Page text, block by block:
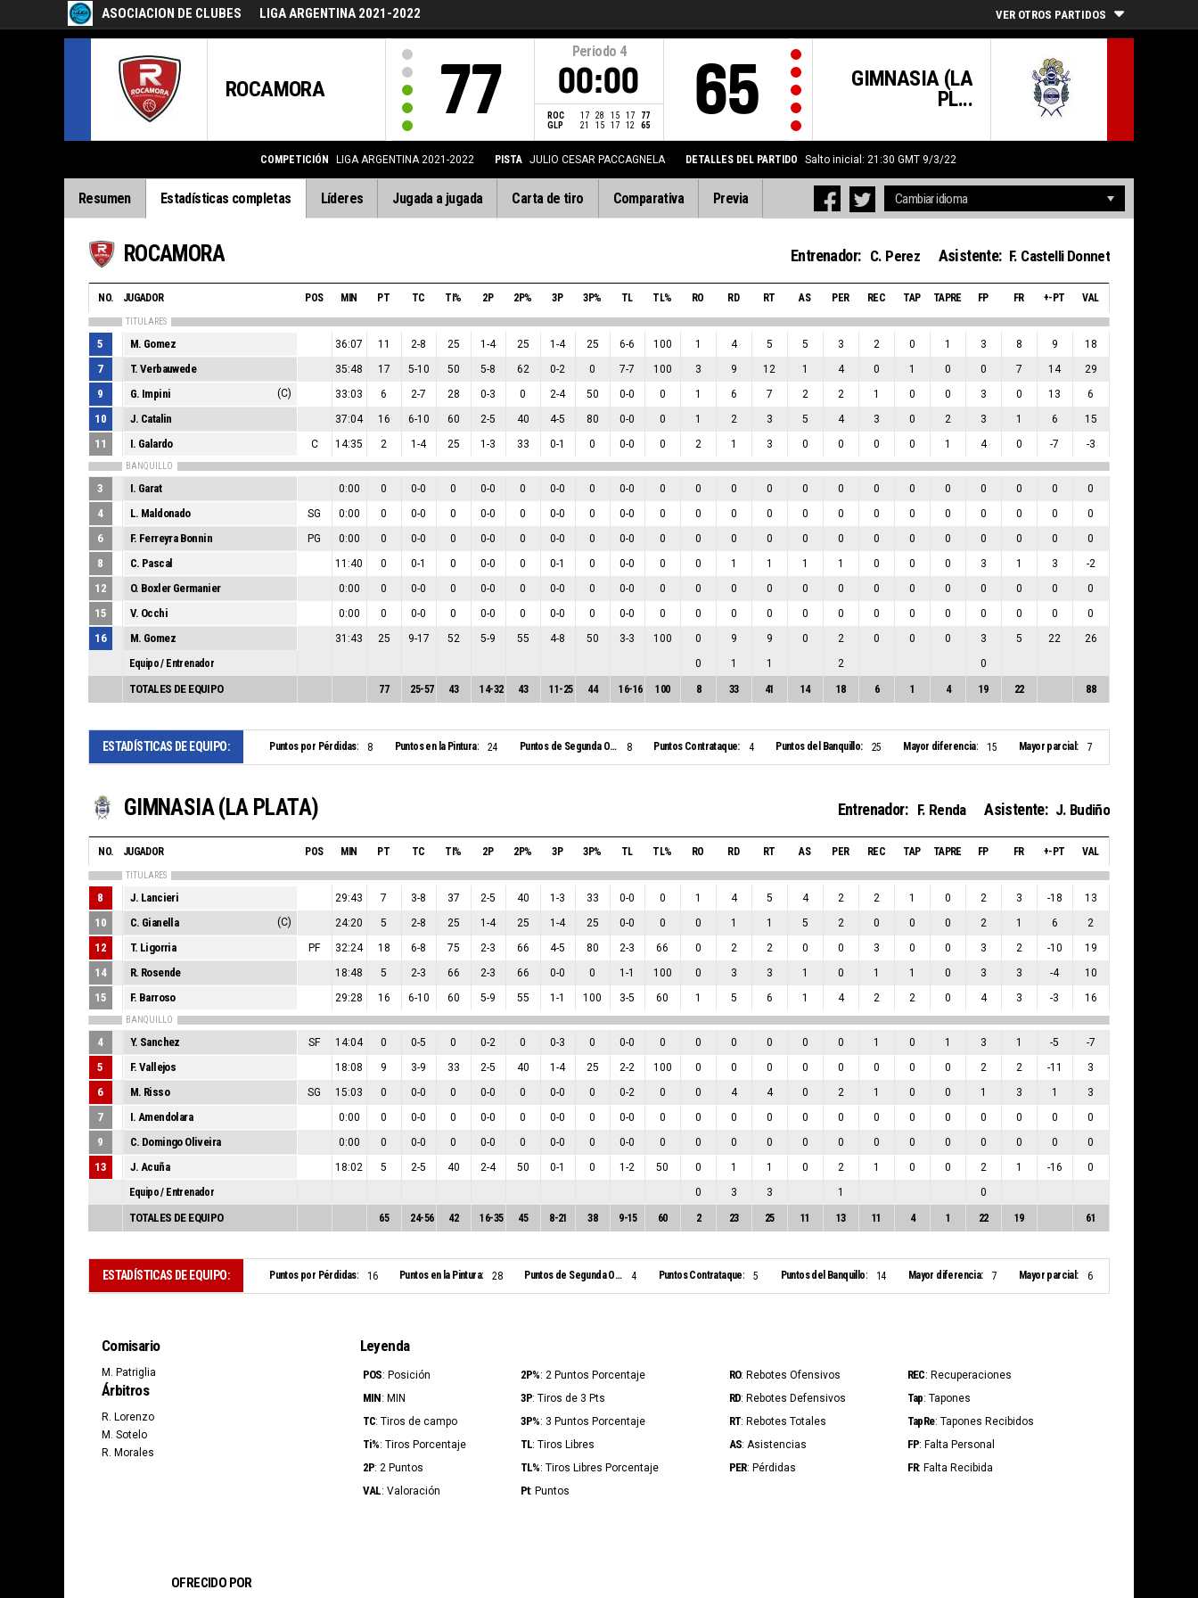
ASOCIACION DE CLUBES LIGA ARGENTINA 2021-2022 VER OTROS PARTIDOS
ROCAMORA 77
Periodo 4
00:00
ROC 17 28 15 17
77
GLP
21 15 17 12 65
GIMNASIA (LA
PL...
65
COMPETICIÓN LIGA ARGENTINA 2021-2022 PISTA JULIO CESAR PACCAGNELA DETALLES DEL PARTIDO Salto inicial: 21:30 GMT 9/3/22
Resumen Estadísticas completas Líderes Jugada a jugada Carta de tiro Comparativa Previa
ROCAMORA Entrenador: C. Perez Asistente: F. Castelli Donnet
NO. JUGADOR POS MIN PT TC TI% 2P 2P% 3P 3P% TL TL% RO RD RT AS PER REC TAP TAPRE FP FR +-PT VAL
TITULARES
5 M. Gomez 36:07 11 2-8 25 1-4 25 1-4 25 6-6 100 1 4 5 5 3 2 0 1 3 8 9 18
7 T. Verbauwede 35:48 17 5-10 50 5-8 62 0-2 0 7-7 100 3 9 12 1 4 0 1 0 0 7 14 29
9 G. Impini (C) 33:03 6 2-7 28 0-3 0 2-4 50 0-0 0 1 6 7 2 2 1 0 0 3 0 13 6
10 J. Catalin 37:04 16 6-10 60 2-5 40 4-5 80 0-0 0 1 2 3 5 4 3 0 2 3 1 6 15
11 I. Galardo C 14:35 2 1-4 25 1-3 33 0-1 0 0-0 0 2 1 3 0 0 0 0 1 4 0 -7 -3
BANQUILLO
3 I. Garat 0:00 0 0-0 0 0-0 0 0-0 0 0-0 0 0 0 0 0 0 0 0 0 0 0 0 0
4 L. Maldonado SG 0:00 0 0-0 0 0-0 0 0-0 0 0-0 0 0 0 0 0 0 0 0 0 0 0 0 0
6 F. Ferreyra Bonnin PG 0:00 0 0-0 0 0-0 0 0-0 0 0-0 0 0 0 0 0 0 0 0 0 0 0 0 0
8 C. Pascal 11:40 0 0-1 0 0-0 0 0-1 0 0-0 0 0 1 1 1 1 0 0 0 3 1 3 -2
12 O. Boxler Germanier 0:00 0 0-0 0 0-0 0 0-0 0 0-0 0 0 0 0 0 0 0 0 0 0 0 0 0
15 V. Occhi 0:00 0 0-0 0 0-0 0 0-0 0 0-0 0 0 0 0 0 0 0 0 0 0 0 0 0
16 M. Gomez 31:43 25 9-17 52 5-9 55 4-8 50 3-3 100 0 9 9 0 2 0 0 0 3 5 22
26
Equipo / Entrenador
0 1 1 2 0
TOTALES DE EQUIPO 77 25-57 43 14-32 43 11 -25 44 16-16 100 8 33 41 14 18 6 1 4 19 22 88
ESTADÍSTICAS DE EQUIPO: Puntos por Pérdidas: 8 Puntos en la Pintura: 24 Puntos de Segunda Oportunidad: 8 Puntos Contrataque: 4 Puntos del Banquillo: 25 Mayor diferencia: 15 Mayor parcial: 7
GIMNASIA (LA PLATA) Entrenador: F. Renda Asistente: J. Budiño
NO. JUGADOR POS MIN PT TC TI% 2P 2P% 3P 3P% TL TL% RO RD RT AS PER REC TAP TAPRE FP FR +-PT VAL
TITULARES
8 J. Lancieri 29:43 7 3-8 37 2-5 40 1-3 33 0-0 0 1 4 5 4 2 2 1 0 2 3 -18 13
10 C. Gianella (C) 24:20 5 2-8 25 1-4 25 1-4 25 0-0 0 0 1 1 5 2 0 0 0 2 1 6 2
12 T. Ligorria PF 32:24 18 6-8 75 2-3 66 4-5 80 2-3 66 0 2 2 0 0 3 0 0 3 2 -10 19
14 R. Rosende 18:48 5 2-3 66 2-3 66 0-0 0 1-1 100 0 3 3 1 0 1 1 0 3 3 -4 10
15 F. Barroso 29:28 16 6-10 60 5-9 55 1-1 100 3-5 60 1 5 6 1 4 2 2 0 4 3 -3 16
BANQUILLO
4 Y. Sanchez SF 14:04 0 0-5 0 0-2 0 0-3 0 0-0 0 0 0 0 0 0 1 0 1 3 1 -5 -7
5 F. Vallejos 18:08 9 3-9 33 2-5 40 1-4 25 2-2 100 0 0 0 0 0 0 0 0 2 2 -11 3
6 M. Risso SG 15:03 0 0-0 0 0-0 0 0-0 0 0-2 0 0 4 4 0 2 1 0 0 1 3 1 3
7 I. Amendolara 0:00 0 0-0 0 0-0 0 0-0 0 0-0 0 0 0 0 0 0 0 0 0 0 0 0 0
9 C. Domingo Oliveira 0:00 0 0-0 0 0-0 0 0-0 0 0-0 0 0 0 0 0 0 0 0 0 0 0 0 0
13 J. Acuña 18:02 5 2-5 40 2-4 50 0-1 0 1-2 50 0 1 1 0 2 1 0 0 2 1 -16
0
Equipo / Entrenador
0 3 3 1 0
TOTALES DE EQUIPO 65 24-56 42 16-35 45 8-21 38 9-15 60 2 23 25 11 13 11 4 1 22 19 61
ESTADÍSTICAS DE EQUIPO: Puntos por Pérdidas: 16 Puntos en la Pintura: 28 Puntos de Segunda Oportunidad: 4 Puntos Contrataque: 5 Puntos del Banquillo: 14 Mayor diferencia: 7 Mayor parcial: 6
Comisario
M. Patriglia
Árbitros
R. Lorenzo
M. Sotelo
R. Morales
Leyenda
POS: Posición 2P%: 2 Puntos Porcentaje RO: Rebotes Ofensivos REC: Recuperaciones
MIN: MIN 3P: Tiros de 3 Pts RD: Rebotes Defensivos Tap: Tapones
TC: Tiros de campo 3P%: 3 Puntos Porcentaje RT: Rebotes Totales TapRe: Tapones Recibidos
Ti%: Tiros Porcentaje TL: Tiros Libres AS: Asistencias FP: Falta Personal
2P: 2 Puntos TL%: Tiros Libres Porcentaje PER: Pérdidas FR: Falta Recibida
VAL: Valoración Pt: Puntos
OFRECIDO POR